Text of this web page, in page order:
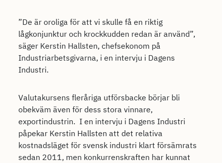
”De är oroliga för att vi skulle få en riktig
lågkonjunktur och krockkudden redan är använd”,
säger Kerstin Hallsten, chefsekonom på
Industriarbetsgivarna, i en intervju i Dagens
Industri.
Valutakursens fleråriga utförsbacke börjar bli
obekväm även för dess stora vinnare,
exportindustrin. I en intervju i Dagens Industri
påpekar Kerstin Hallsten att det relativa
kostnadsläget för svensk industri klart försämrats
sedan 2011, men konkurrenskraften har kunnat